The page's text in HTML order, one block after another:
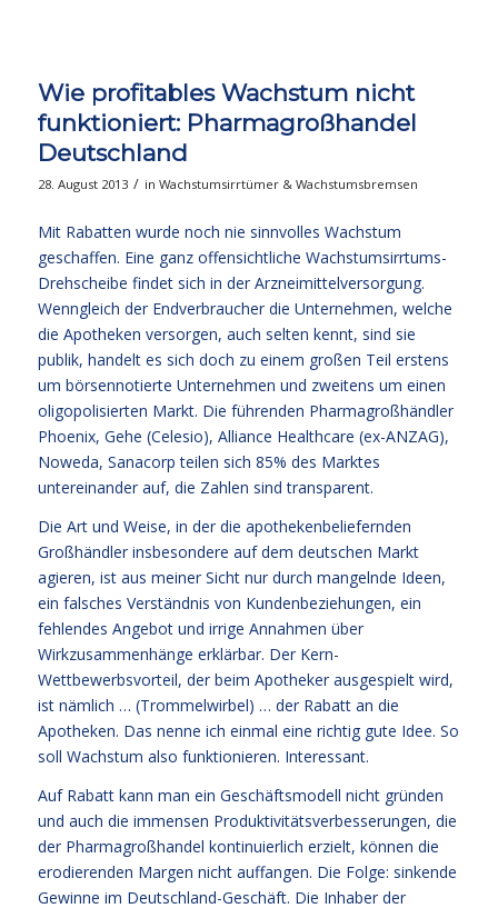
Wie profitables Wachstum nicht
funktioniert: Pharmagroßhandel
Deutschland
28. August 2013 / in Wachstumsirrtümer & Wachstumsbremsen
Mit Rabatten wurde noch nie sinnvolles Wachstum
geschaffen. Eine ganz offensichtliche Wachstumsirrtums-
Drehscheibe findet sich in der Arzneimittelversorgung.
Wenngleich der Endverbraucher die Unternehmen, welche
die Apotheken versorgen, auch selten kennt, sind sie
publik, handelt es sich doch zu einem großen Teil erstens
um börsennotierte Unternehmen und zweitens um einen
oligopolisierten Markt. Die führenden Pharmagroßhändler
Phoenix, Gehe (Celesio), Alliance Healthcare (ex-ANZAG),
Noweda, Sanacorp teilen sich 85% des Marktes
untereinander auf, die Zahlen sind transparent.
Die Art und Weise, in der die apothekenbeliefernden
Großhändler insbesondere auf dem deutschen Markt
agieren, ist aus meiner Sicht nur durch mangelnde Ideen,
ein falsches Verständnis von Kundenbeziehungen, ein
fehlendes Angebot und irrige Annahmen über
Wirkzusammenhänge erklärbar. Der Kern-
Wettbewerbsvorteil, der beim Apotheker ausgespielt wird,
ist nämlich … (Trommelwirbel) … der Rabatt an die
Apotheken. Das nenne ich einmal eine richtig gute Idee. So
soll Wachstum also funktionieren. Interessant.
Auf Rabatt kann man ein Geschäftsmodell nicht gründen
und auch die immensen Produktivitätsverbesserungen, die
der Pharmagroßhandel kontinuierlich erzielt, können die
erodierenden Margen nicht auffangen. Die Folge: sinkende
Gewinne im Deutschland-Geschäft. Die Inhaber der